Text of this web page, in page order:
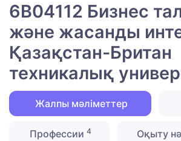
6B04112 Бизнес
және жасанды
Қазақстан-Британ
техникалық
Жалпы мәліметтер
Профессии 4 Оқыту